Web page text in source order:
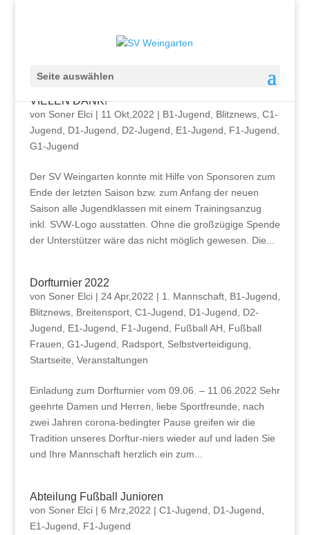
Seite auswählen
VIELEN DANK!
von Soner Elci| 11 Okt,2022 | B1-Jugend Blitznews, C1-
Jugend
D1-Jugend D2-Jugend E1-Jugend F1-Jugend
G1-Jugend
Der SV Weingarten konnte mit Hilfe von Sponsoren zum
Ende der letzten Saison bzw. zum Anfang der neuen
Saison alle Jugendklassen mit einem Trainingsanzug
inkl. SVW-Logo ausstatten. Ohne die großzügige Spende
der Unterstützer wäre das nicht möglich gewesen. Die...
Dorfturnier 2022
von Soner Elci| 24 Apr,2022 | 1. Mannschaft, B1-Jugend
Blitznews, Breitensport, C1-Jugend D1-Jugend
D2-
Jugend
E1-Jugend F1-Jugend Fußball AH
Fußball
Frauen G1-Jugend Radsport, Selbstverteidigung
Startseite Veranstaltungen
Einladung zum Dorfturnier vom 09.06. – 11.06.2022 Sehr
geehrte Damen und Herren, liebe Sportfreunde, nach
zwei Jahren corona-bedingter Pause greifen wir die
Tradition unseres Dorftur-niers wieder auf und laden Sie
und Ihre Mannschaft herzlich ein zum...
Abteilung Fußball Junioren
von Soner Elci| 6 Mrz,2022 | C1-Jugend D1-Jugend
E1-Jugend
F1-Jugend